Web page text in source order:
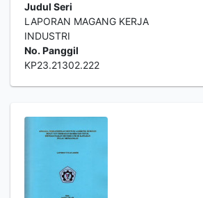
Judul Seri
LAPORAN MAGANG KERJA
INDUSTRI
No. Panggil
KP23.21302.222